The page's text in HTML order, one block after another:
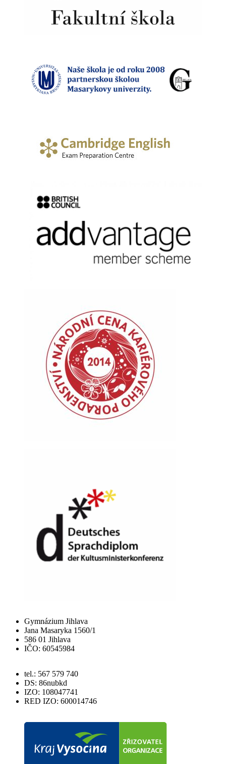
Gymnázium Jihlava
Jana Masaryka 1560/1
586 01 Jihlava
IČO: 60545984
tel.: 567 579 740
DS: 86nubkd
IZO: 108047741
RED IZO: 600014746